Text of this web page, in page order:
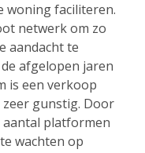
woning faciliteren.
netwerk om zo
aandacht te
afgelopen jaren
is een verkoop
gunstig. Door
aantal platformen
wachten op